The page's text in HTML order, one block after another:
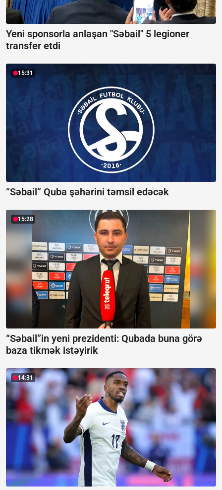
Yeni sponsorla anlaşan "Səbail" 5 legioner
transfer etdi
15:31
“Səbail” Quba şəhərini təmsil edəcək
15:28
“Səbail”in yeni prezidenti: Qubada buna görə
baza tikmək istəyirik
14:31